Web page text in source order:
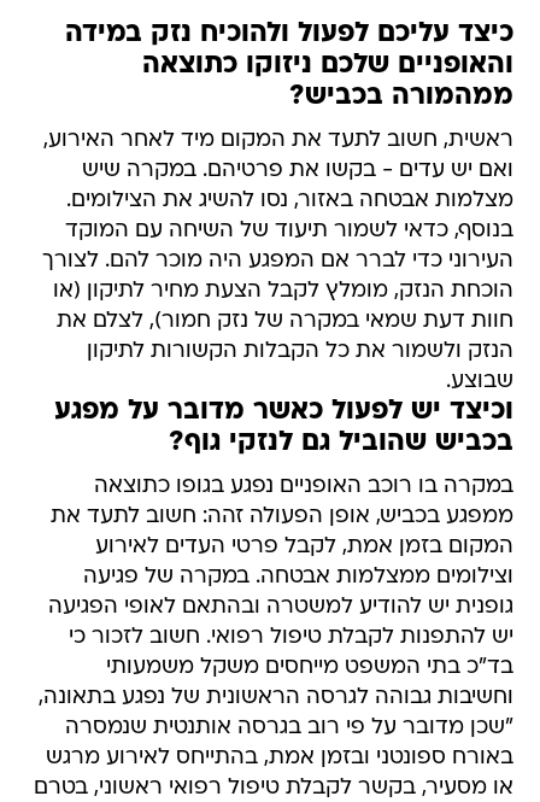
כיצד עליכם לפעול ולהוכיח נזק במידה
והאופניים שלכם ניזוקו כתוצאה
ממהמורה בכביש?
ראשית, חשוב לתעד את המקום מיד לאחר האירוע,
ואם יש עדים - בקשו את פרטיהם. במקרה שיש
מצלמות אבטחה באזור, נסו להשיג את הצילומים.
בנוסף, כדאי לשמור תיעוד של השיחה עם המוקד
העירוני כדי לברר אם המפגע היה מוכר להם. לצורך
הוכחת הנזק, מומלץ לקבל הצעת מחיר לתיקון (או
חוות דעת שמאי במקרה של נזק חמור), לצלם את
הנזק ולשמור את כל הקבלות הקשורות לתיקון
שבוצע.
וכיצד יש לפעול כאשר מדובר על מפגע
בכביש שהוביל גם לנזקי גוף?
במקרה בו רוכב האופניים נפגע בגופו כתוצאה
ממפגע בכביש, אופן הפעולה זהה: חשוב לתעד את
המקום בזמן אמת, לקבל פרטי העדים לאירוע
וצילומים ממצלמות אבטחה. במקרה של פגיעה
גופנית יש להודיע למשטרה ובהתאם לאופי הפגיעה
יש להתפנות לקבלת טיפול רפואי. חשוב לזכור כי
בד"כ בתי המשפט מייחסים משקל משמעותי
וחשיבות גבוהה לגרסה הראשונית של נפגע בתאונה,
"שכן מדובר על פי רוב בגרסה אותנטית שנמסרה
באורח ספונטני ובזמן אמת, בהתייחס לאירוע מרגש
או מסעיר, בקשר לקבלת טיפול רפואי ראשוני, בטרם